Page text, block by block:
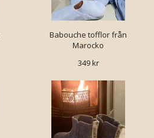
Babouche tofflor från
Marocko
349 kr